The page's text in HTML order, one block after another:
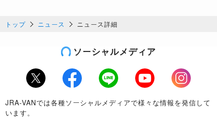
トップ ニュース ニュース詳細
ソーシャルメディア
Twitter Facebook LINE Youtube
Instagram
JRA-VANでは各種ソーシャルメディアで様々な情報を発信して
います。